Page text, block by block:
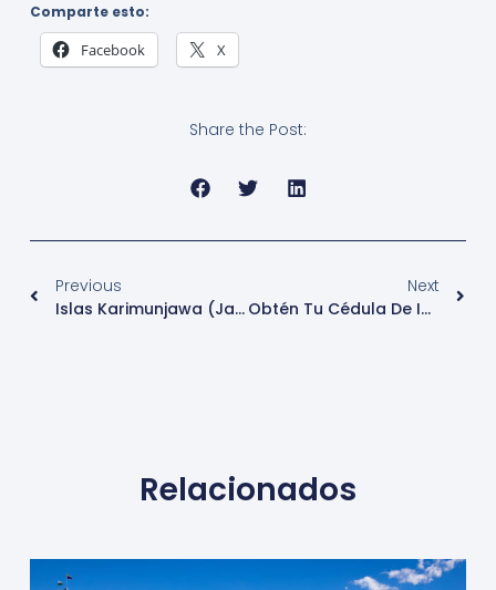
Comparte esto:
Facebook X
Share the Post:
Previous
Islas Karimunjawa (Java Central): Un Tesoro Escondido De Playas Prístinas Y Biodiversidad Marina
Next
Obtén Tu Cédula De Identidad Por Primera Vez En Venezuela: Guía Completa Y Actualizada (2025)
Relacionados